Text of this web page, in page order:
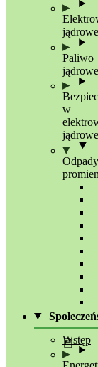
jądrowe
Paliwo
jądrowe
w
Odpady
Wstęp